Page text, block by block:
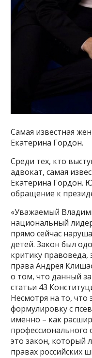
Самая известная
Екатерина Гордон.
Среди тех, кто
адвокат, самая
Екатерина Гордон.
обращение к
«Уважаемый
национальный
прямо сейчас
детей. Закон был
критику правоведа,
права Андрея
о том, что данный
статьи 43
Несмотря на то, что
формулировку с
именно – как
профессионального
это закон, который
правах российских